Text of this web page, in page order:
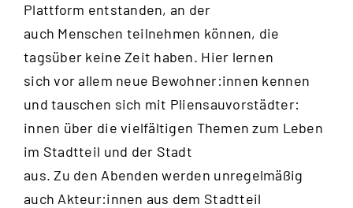
Plattform entstanden, an der
auch Menschen teilnehmen können, die
tagsüber keine Zeit haben. Hier lernen
sich vor allem neue Bewohner:innen kennen
und tauschen sich mit Pliensauvorstädter:
innen über die vielfältigen Themen zum Leben
im Stadtteil und der Stadt
aus. Zu den Abenden werden unregelmäßig
auch Akteur:innen aus dem Stadtteil